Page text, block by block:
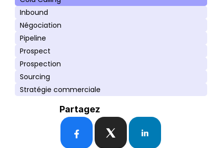
Inbound
Négociation
Pipeline
Prospect
Prospection
Sourcing
Stratégie commerciale
Partagez